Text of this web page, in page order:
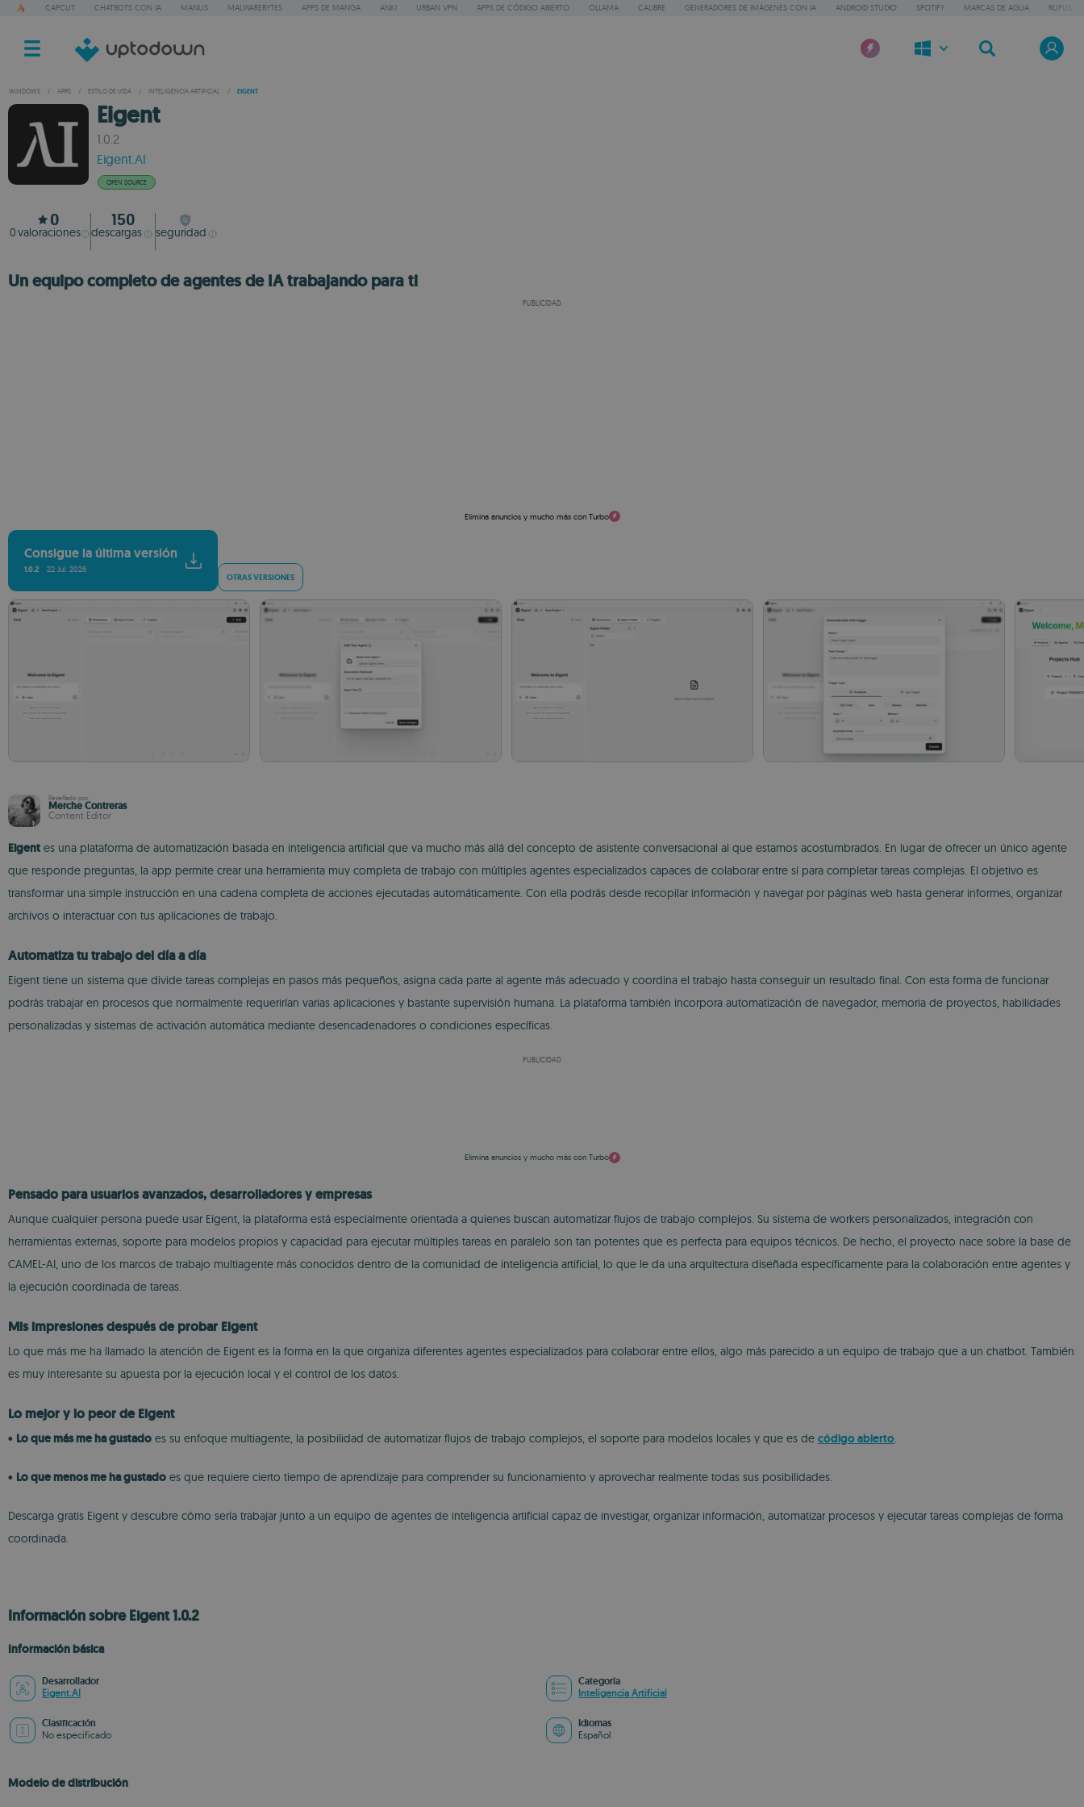
CAPCUT CHATBOTS CON IA MANUS MALWAREBYTES APPS DE MANGA ANKI URBAN VPN APPS DE CÓDIGO ABIERTO OLLAMA CALIBRE GENERADORES DE IMÁGENES CON IA ANDROID STUDIO SPOTIFY MARCAS DE AGUA RUFUS
WINDOWS / APPS / ESTILO DE VIDA / INTELIGENCIA ARTIFICIAL / EIGENT
Eigent
1.0.2
Eigent.AI
OPEN SOURCE
0
0valoraciones
150
descargas seguridad
Un equipo completo de agentes de IA trabajando para ti
PUBLICIDAD
Elimina anuncios y mucho más con Turbo
Consigue la última versión
1.0.2 22 Jul. 2026
OTRAS VERSIONES
Reseñado por
Merche Contreras
Content Editor
Eigent es una plataforma de automatización basada en inteligencia artificial que va mucho más allá del concepto de asistente conversacional al que estamos acostumbrados. En lugar de ofrecer un único agente
que responde preguntas, la app permite crear una herramienta muy completa de trabajo con múltiples agentes especializados capaces de colaborar entre sí para completar tareas complejas. El objetivo es
transformar una simple instrucción en una cadena completa de acciones ejecutadas automáticamente. Con ella podrás desde recopilar información y navegar por páginas web hasta generar informes, organizar
archivos o interactuar con tus aplicaciones de trabajo.
Automatiza tu trabajo del día a día
Eigent tiene un sistema que divide tareas complejas en pasos más pequeños, asigna cada parte al agente más adecuado y coordina el trabajo hasta conseguir un resultado final. Con esta forma de funcionar
podrás trabajar en procesos que normalmente requerirían varias aplicaciones y bastante supervisión humana. La plataforma también incorpora automatización de navegador, memoria de proyectos, habilidades
personalizadas y sistemas de activación automática mediante desencadenadores o condiciones específicas.
PUBLICIDAD
Elimina anuncios y mucho más con Turbo
Pensado para usuarios avanzados, desarrolladores y empresas
Aunque cualquier persona puede usar Eigent, la plataforma está especialmente orientada a quienes buscan automatizar flujos de trabajo complejos. Su sistema de workers personalizados, integración con
herramientas externas, soporte para modelos propios y capacidad para ejecutar múltiples tareas en paralelo son tan potentes que es perfecta para equipos técnicos. De hecho, el proyecto nace sobre la base de
CAMEL-AI, uno de los marcos de trabajo multiagente más conocidos dentro de la comunidad de inteligencia artificial, lo que le da una arquitectura diseñada específicamente para la colaboración entre agentes y
la ejecución coordinada de tareas.
Mis impresiones después de probar Eigent
Lo que más me ha llamado la atención de Eigent es la forma en la que organiza diferentes agentes especializados para colaborar entre ellos, algo más parecido a un equipo de trabajo que a un chatbot. También
es muy interesante su apuesta por la ejecución local y el control de los datos.
Lo mejor y lo peor de Eigent
• Lo que más me ha gustado es su enfoque multiagente, la posibilidad de automatizar flujos de trabajo complejos, el soporte para modelos locales y que es de código abierto.
• Lo que menos me ha gustado es que requiere cierto tiempo de aprendizaje para comprender su funcionamiento y aprovechar realmente todas sus posibilidades.
Descarga gratis Eigent y descubre cómo sería trabajar junto a un equipo de agentes de inteligencia artificial capaz de investigar, organizar información, automatizar procesos y ejecutar tareas complejas de forma
coordinada.
Información sobre Eigent 1.0.2
Información básica
Desarrollador
Eigent.AI
Categoría
Inteligencia Artificial
Clasificación
No especificado
Idiomas
Español
Modelo de distribución